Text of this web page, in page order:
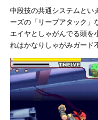
中段技の共通システムとい
ーズの「リープアタック」
エイヤとしゃがんでる頭を
れはかなりしゃがみガード